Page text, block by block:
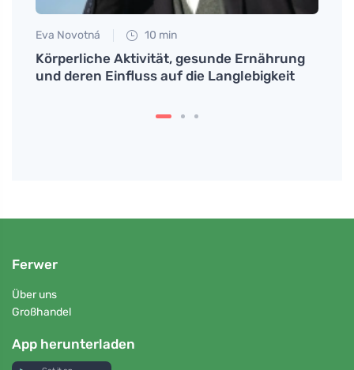
Eva Novotná 10 min
Körperliche Aktivität, gesunde Ernährung
und deren Einfluss auf die Langlebigkeit
Ferwer
Über uns
Großhandel
App herunterladen